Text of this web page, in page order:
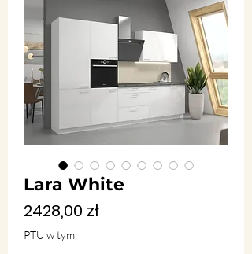
Lara White
2428,00 złCena
PTU w tym